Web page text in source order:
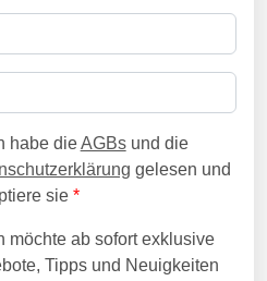
habe dieAGBsund die
gelesen und
sie *
möchte ab sofort exklusive
Tipps und Neuigkeiten